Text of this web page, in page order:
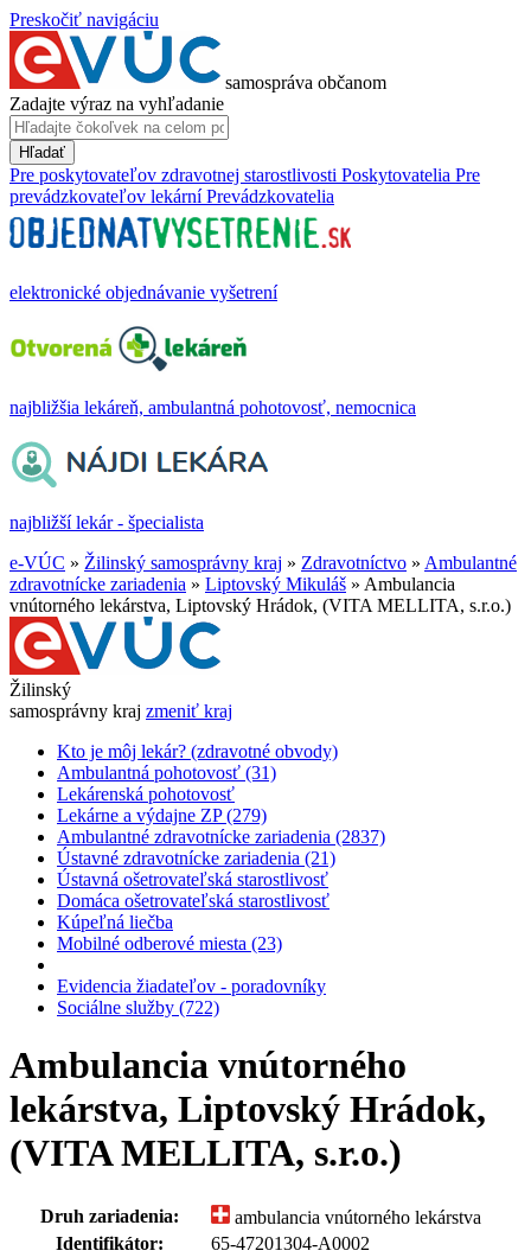
Preskočiť navigáciu
samospráva občanom
Zadajte výraz na vyhľadanie
Hľadať
Pre poskytovateľov zdravotnej starostlivosti Poskytovatelia Pre
prevádzkovateľov lekární Prevádzkovatelia
elektronické objednávanie vyšetrení
najbližšia lekáreň, ambulantná pohotovosť, nemocnica
najbližší lekár - špecialista
e-VÚC » Žilinský samosprávny kraj » Zdravotníctvo » Ambulantné
zdravotnícke zariadenia » Liptovský Mikuláš » Ambulancia
vnútorného lekárstva, Liptovský Hrádok, (VITA MELLITA, s.r.o.)
Žilinský
samosprávny kraj zmeniť kraj
Kto je môj lekár? (zdravotné obvody)
Ambulantná pohotovosť (31)
Lekárenská pohotovosť
Lekárne a výdajne ZP (279)
Ambulantné zdravotnícke zariadenia (2837)
Ústavné zdravotnícke zariadenia (21)
Ústavná ošetrovateľská starostlivosť
Domáca ošetrovateľská starostlivosť
Kúpeľná liečba
Mobilné odberové miesta (23)
Evidencia žiadateľov - poradovníky
Sociálne služby (722)
Ambulancia vnútorného
lekárstva, Liptovský Hrádok,
(VITA MELLITA, s.r.o.)
Druh zariadenia:
ambulancia vnútorného lekárstva
Identifikátor:
65-47201304-A0002